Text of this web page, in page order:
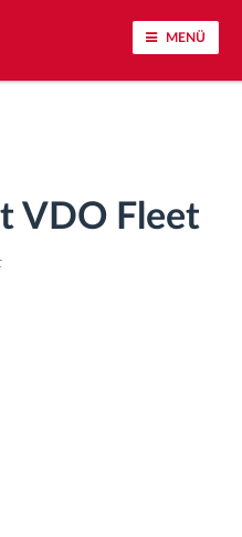
MENÜ
VDO Fleet